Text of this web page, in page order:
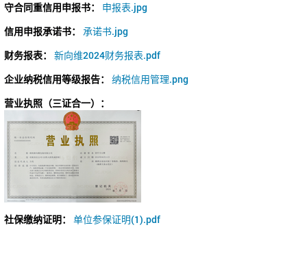
守合同重信用申报书：
申报表.jpg
信用申报承诺书：
承诺书.jpg
财务报表：
新向维2024财务报表.pdf
企业纳税信用等级报告：
纳税信用管理.png
营业执照（三证合一）：
社保缴纳证明： 单位参保证明(1).pdf